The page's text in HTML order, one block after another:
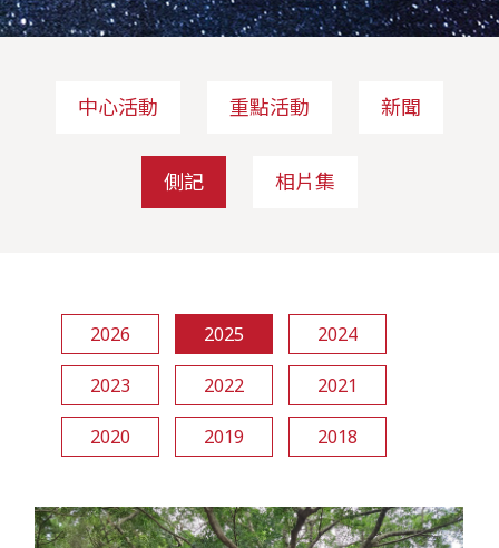
中心活動 重點活動 新聞
側記 相片集
2026 2025 2024
2023 2022 2021
2020 2019 2018